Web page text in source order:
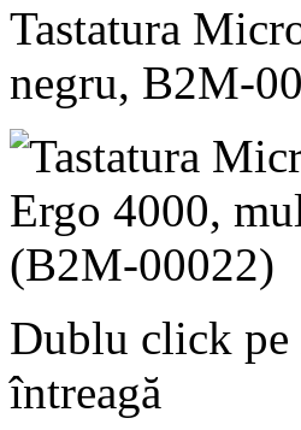
Tastatura
negru, B2M-
Dublu click pe
întreagă